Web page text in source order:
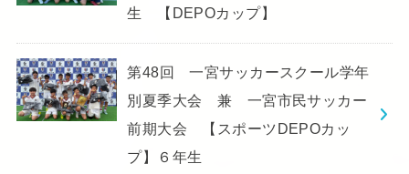
生 【DEPOカップ】
第48回 一宮サッカースクール学年
別夏季大会 兼 一宮市民サッカー
前期大会 【スポーツDEPOカッ
プ】６年生